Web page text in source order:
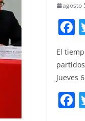
agosto
F
c
e
b
o
El
Jueves
F